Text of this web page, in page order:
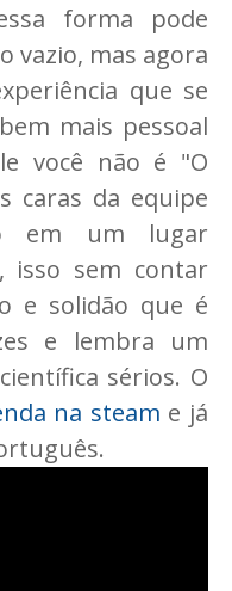
forma pode
vazio, mas agora
que se
mais pessoal
você não é "O
caras da equipe
em um lugar
isso sem contar
e solidão que é
e lembra um
sérios. O
na steam e já